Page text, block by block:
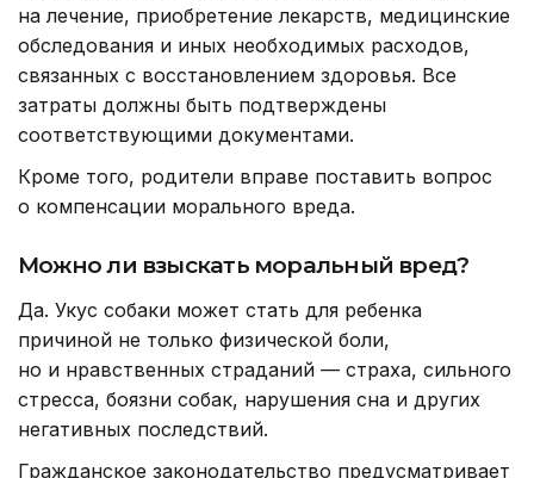
на лечение, приобретение лекарств, медицинские
обследования и иных необходимых расходов,
связанных с восстановлением здоровья. Все
затраты должны быть подтверждены
соответствующими документами.
Кроме того, родители вправе поставить вопрос
о компенсации морального вреда.
Можно ли взыскать моральный вред?
Да. Укус собаки может стать для ребенка
причиной не только физической боли,
но и нравственных страданий — страха, сильного
стресса, боязни собак, нарушения сна и других
негативных последствий.
Гражданское законодательство предусматривает